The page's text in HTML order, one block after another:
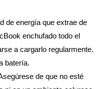
de energía que extrae de
enchufado todo el
a cargarlo regularmente.
batería.
de que no esté